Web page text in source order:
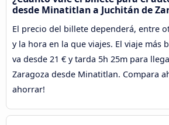
desde Minatitlan a Juchitán de
El precio del billete dependerá, entre
y la hora en la que viajes. El viaje más
va desde 21 € y tarda 5h 25m para
Zaragoza desde Minatitlan. Compara
ahorrar!